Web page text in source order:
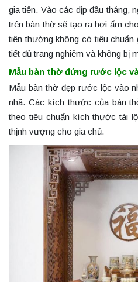
gia tiên. Vào các dịp đầu tháng,
trên bàn thờ sẽ tạo ra hơi ấm
tiên thường không có tiêu
tiết đủ trang nghiêm và không bị
Mẫu bàn thờ đứng rước lộc
Mẫu bàn thờ đẹp rước lộc vào
nhã. Các kích thước của bàn
theo tiêu chuẩn kích thước tài
thịnh vượng cho gia chủ.